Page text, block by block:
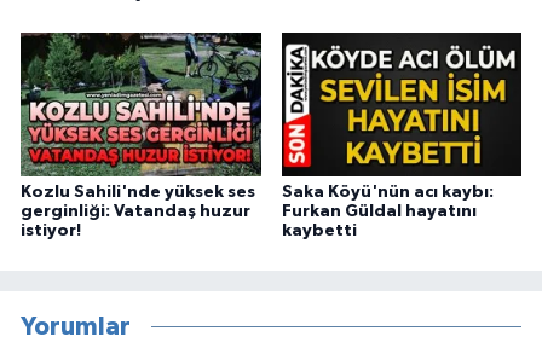
Kozlu Sahili'nde yüksek ses
gerginliği: Vatandaş huzur
istiyor!
Saka Köyü'nün acı kaybı:
Furkan Güldal hayatını
kaybetti
Yorumlar